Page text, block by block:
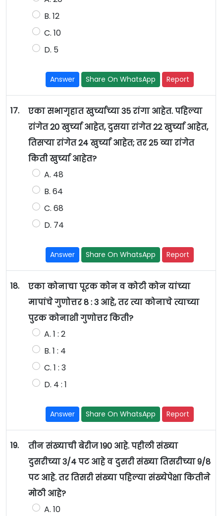
B. 12
C. 10
D. 5
Answer Share On WhatsApp Report
17.
एका सभागृहात खुर्च्याच्या 35 रांगा आहेत. पहिल्या
रांगेत 20 खुर्च्या आहेत, दुसया रांगेत 22 खुर्च्या आहेत,
तिसऱ्या रांगेत 24 खुर्च्या आहेत; तर 25 व्या रांगेत
किती खुर्च्या आहेत?
A. 48
B. 64
C. 68
D. 74
Answer Share On WhatsApp Report
18.
एका कोनाचा पूरक कोन व कोटी कोन यांच्या
मापांचे गुणोत्तर 8 : 3 आहे, तर त्या कोनाचे त्याच्या
पुरक कोनाशी गुणोत्तर किती?
A. 1 : 2
B. 1 : 4
C. 1 : 3
D. 4 : 1
Answer Share On WhatsApp Report
19.
तीन संख्याची बेरीज 190 आहे. पहीली संख्या
दुसरीच्या 3/4 पट आहे व दुसरी संख्या तिसरीच्या 9/8
पट आहे. तर तिसरी संख्या पहिल्या संख्येपेक्षा कितीने
मोठी आहे?
A. 10